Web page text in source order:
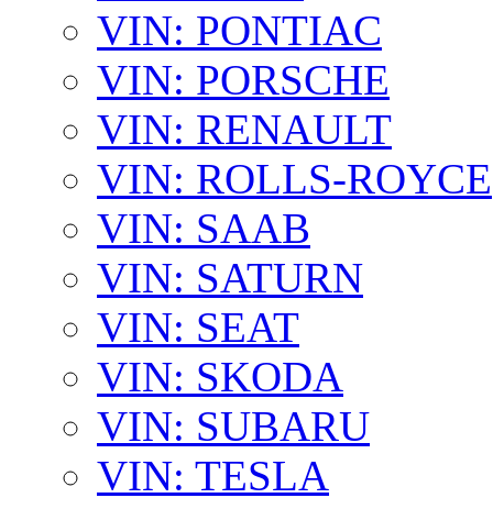
VIN: PONTIAC
VIN: PORSCHE
VIN: RENAULT
VIN: ROLLS-ROYCE
VIN: SAAB
VIN: SATURN
VIN: SEAT
VIN: SKODA
VIN: SUBARU
VIN: TESLA